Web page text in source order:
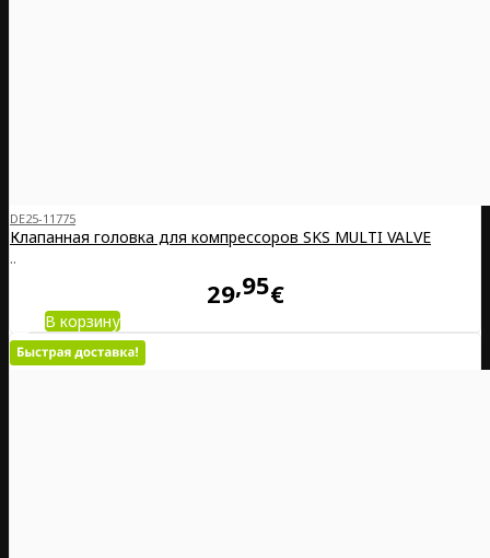
DE25-11775
Клапанная головка для компрессоров SKS MULTI VALVE
..
29 95€
В корзину